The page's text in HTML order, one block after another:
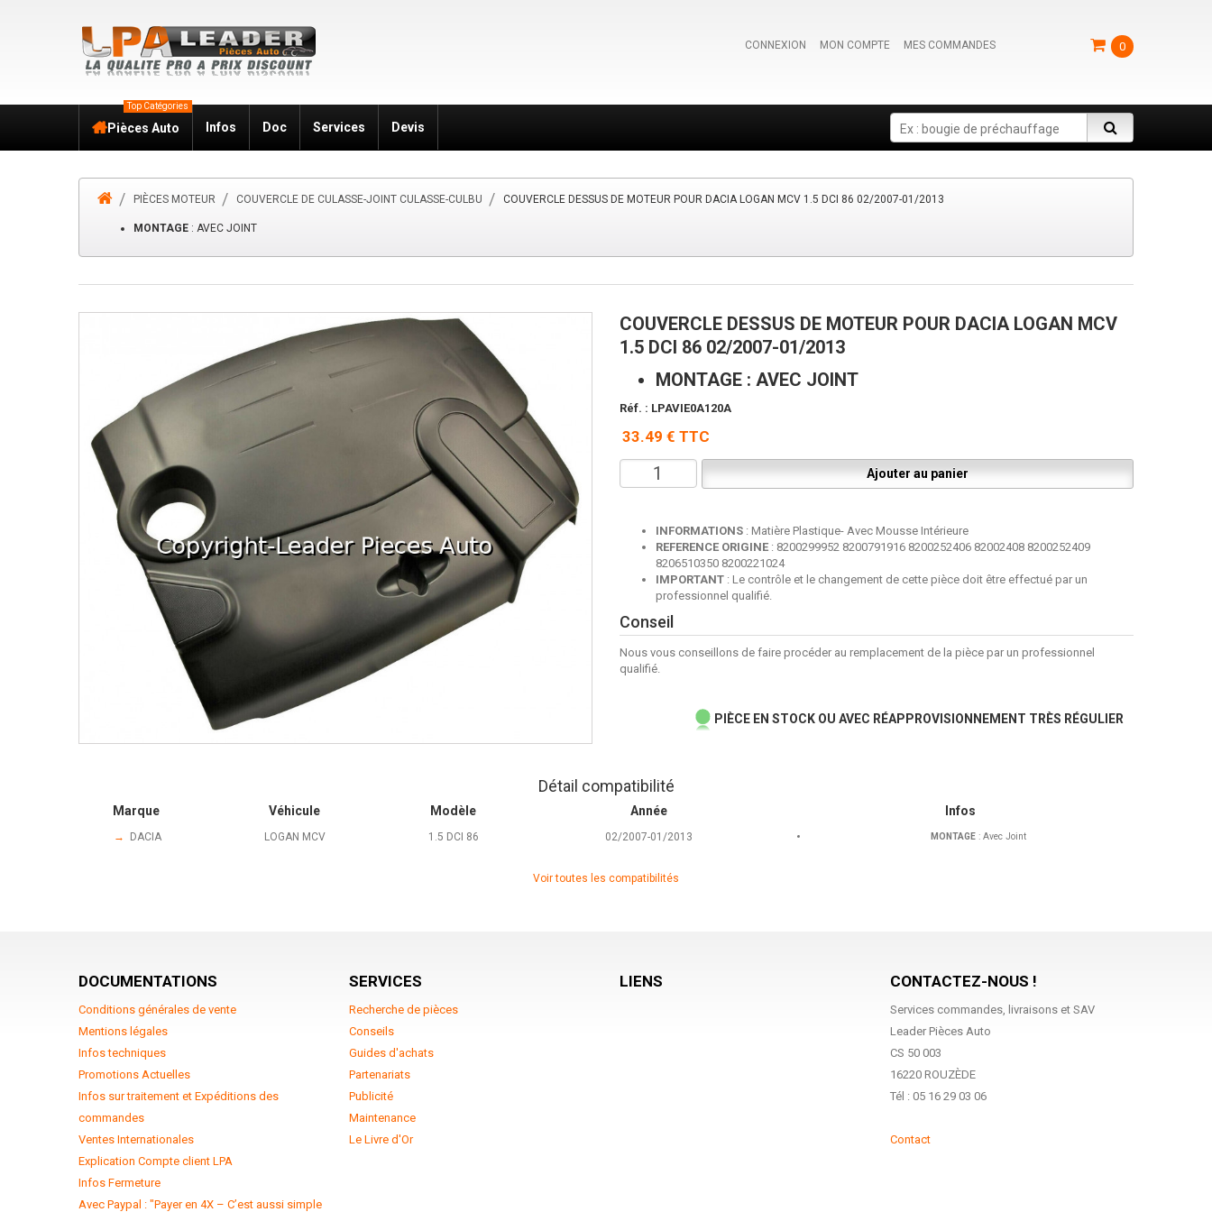
CONNEXION MON COMPTE MES COMMANDES 0
Search
Pièces Auto
Top Catégories
Infos Doc Services Devis
PIÈCES MOTEUR COUVERCLE DE CULASSE-JOINT CULASSE-CULBU COUVERCLE DESSUS DE MOTEUR POUR DACIA LOGAN MCV 1.5 DCI 86 02/2007-01/2013
MONTAGE : AVEC JOINT
COUVERCLE DESSUS DE MOTEUR POUR DACIA LOGAN MCV
1.5 DCI 86 02/2007-01/2013
MONTAGE : AVEC JOINT
Réf. : LPAVIE0A120A
33.49 € TTC
INFORMATIONS : Matière Plastique- Avec Mousse Intérieure
REFERENCE ORIGINE : 8200299952 8200791916 8200252406 82002408 8200252409
8206510350 8200221024
IMPORTANT : Le contrôle et le changement de cette pièce doit être effectué par un
professionnel qualifié.
Conseil
Nous vous conseillons de faire procéder au remplacement de la pièce par un professionnel
qualifié.
PIÈCE EN STOCK OU AVEC RÉAPPROVISIONNEMENT TRÈS RÉGULIER
Détail compatibilité
Marque Véhicule Modèle Année Infos
→ DACIA LOGAN MCV 1.5 DCI 86 02/2007-01/2013 MONTAGE: Avec Joint
Voir toutes les compatibilités
DOCUMENTATIONS
Conditions générales de vente
Mentions légales
Infos techniques
Promotions Actuelles
Infos sur traitement et Expéditions des
commandes
Ventes Internationales
Explication Compte client LPA
Infos Fermeture
Avec Paypal : "Payer en 4X – C’est aussi simple
SERVICES
Recherche de pièces
Conseils
Guides d'achats
Partenariats
Publicité
Maintenance
Le Livre d'Or
LIENS CONTACTEZ-NOUS !
Services commandes, livraisons et SAV
Leader Pièces Auto
CS 50 003
16220 ROUZÈDE
Tél : 05 16 29 03 06
Contact